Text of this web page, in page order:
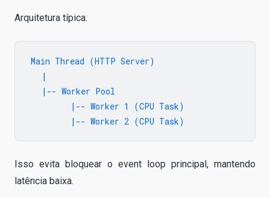
Arquitetura típica:
Main Thread (HTTP Server)
   |
   |-- Worker Pool
         |-- Worker 1 (CPU Task)
Isso evita bloquear o event loop principal, mantendo
latência baixa.